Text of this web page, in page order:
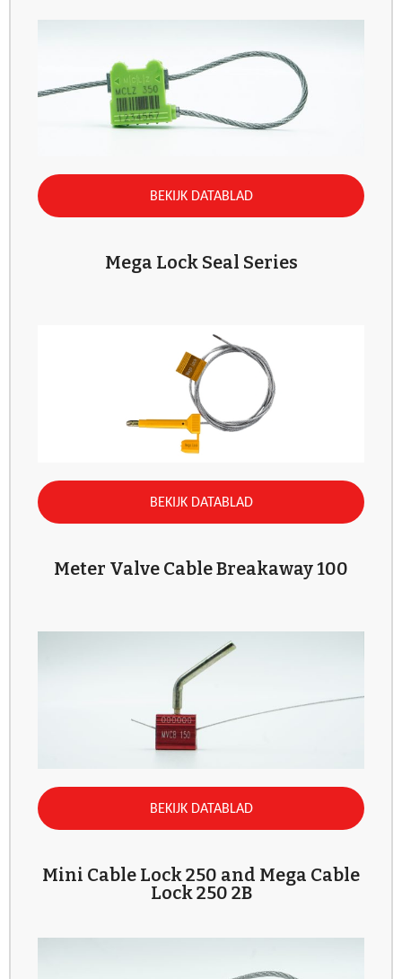
BEKIJK DATABLAD
Mega Lock Seal Series
BEKIJK DATABLAD
Meter Valve Cable Breakaway 100
BEKIJK DATABLAD
Mini Cable Lock 250 and Mega Cable
Lock 250 2B